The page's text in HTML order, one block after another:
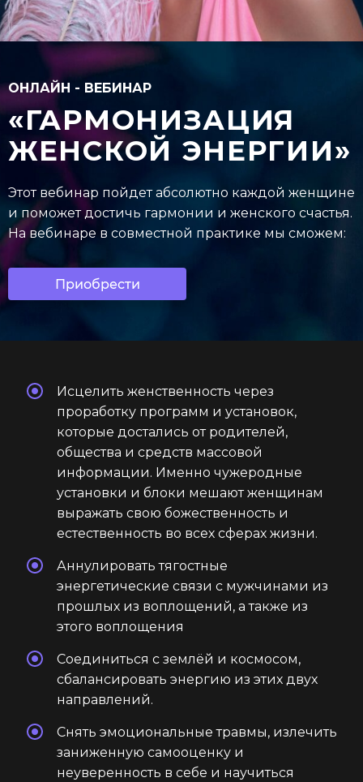
ОНЛАЙН - ВЕБИНАР
«ГАРМОНИЗАЦИЯ
ЖЕНСКОЙ ЭНЕРГИИ»
Этот вебинар пойдет абсолютно каждой женщине
и поможет достичь гармонии и женского счастья.
На вебинаре в совместной практике мы сможем:
Приобрести
Исцелить женственность через
проработку программ и установок,
которые достались от родителей,
общества и средств массовой
информации. Именно чужеродные
установки и блоки мешают женщинам
выражать свою божественность и
естественность во всех сферах жизни.
Аннулировать тягостные
энергетические связи с мужчинами из
прошлых из воплощений, а также из
этого воплощения
Соединиться с землёй и космосом,
сбалансировать энергию из этих двух
направлений.
Снять эмоциональные травмы, излечить
заниженную самооценку и
неуверенность в себе и научиться